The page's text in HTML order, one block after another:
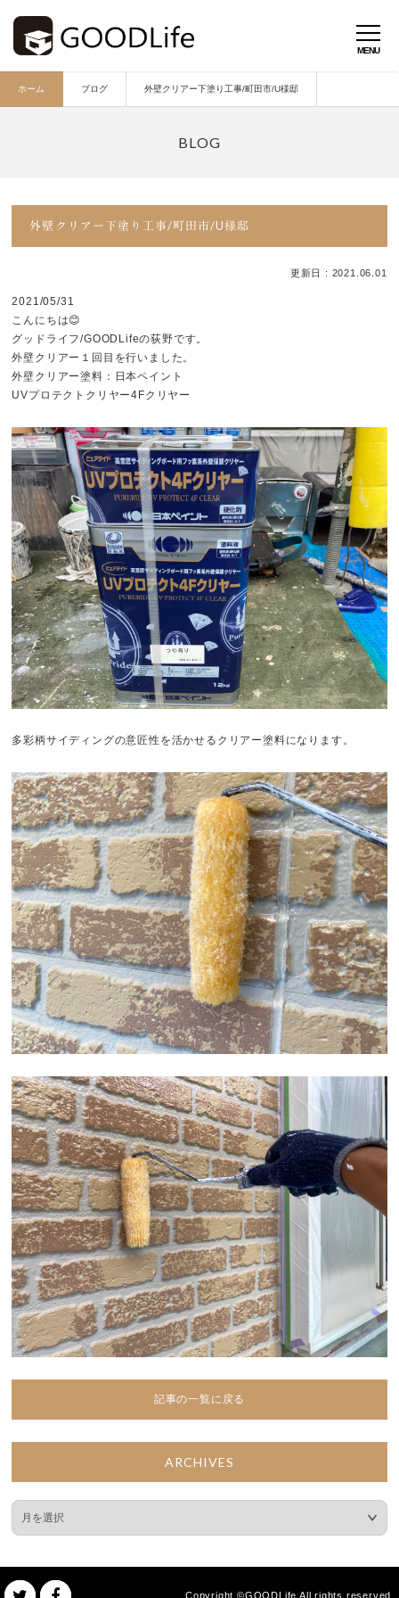
ホーム ブログ 外壁クリアー下塗り工事/町田市/U様邸
外壁クリアー下塗り工事/町田市/U様邸
更新日 : 2021.06.01
2021/05/31
こんにちは😊
グッドライフ/GOODLifeの荻野です。
外壁クリアー１回目を行いました。
外壁クリアー塗料：日本ペイント
UVプロテクトクリヤー4Fクリヤー
多彩柄サイディングの意匠性を活かせるクリアー塗料になります。
記事の一覧に戻る
ARCHIVES
Copyright ©GOODLife All rights reserved.